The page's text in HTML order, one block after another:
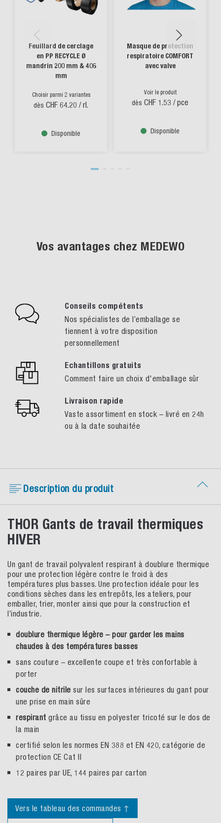
Feuillard de cerclage
en PP RECYCLE Ø
mandrin 200 mm & 406
mm
Choisir parmi 2 variantes
dès CHF 64.20 / rl.
Disponible
Masque de protection
respiratoire COMFORT
avec valve
Voir le produit
dès CHF 1.53 / pce
Disponible
Vos avantages chez MEDEWO
Conseils compétents
Nos spécialistes de l’emballage se
tiennent à votre disposition
personnellement
Echantillons gratuits
Comment faire un choix d'emballage sûr
Livraison rapide
Vaste assortiment en stock – livré en 24h
ou à la date souhaitée
Description du produit
THOR Gants de travail thermiques
HIVER
Un gant de travail polyvalent respirant à doublure thermique
pour une protection légère contre le froid à des
températures plus basses. Une protection idéale pour les
conditions sèches dans les entrepôts, les ateliers, pour
emballer, trier, monter ainsi que pour la construction et
l’industrie.
doublure thermique légère – pour garder les mains
chaudes à des températures basses
sans couture – excellente coupe et très confortable à
porter
couche de nitrile sur les surfaces intérieures du gant pour
une prise en main sûre
respirant grâce au tissu en polyester tricoté sur le dos de
la main
certifié selon les normes EN 388 et EN 420, catégorie de
protection CE Cat II
12 paires par UE, 144 paires par carton
Vers le tableau des commandes ↑